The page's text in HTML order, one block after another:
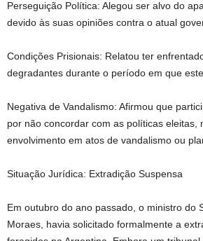
Perseguição Política: Alegou ser alvo do
devido às suas opiniões contra o atual
Condições Prisionais: Relatou ter
degradantes durante o período em que
Negativa de Vandalismo: Afirmou que
por não concordar com as políticas eleitas,
envolvimento em atos de vandalismo ou
Situação Jurídica: Extradição Suspensa
Em outubro do ano passado, o ministro do
Moraes, havia solicitado formalmente a